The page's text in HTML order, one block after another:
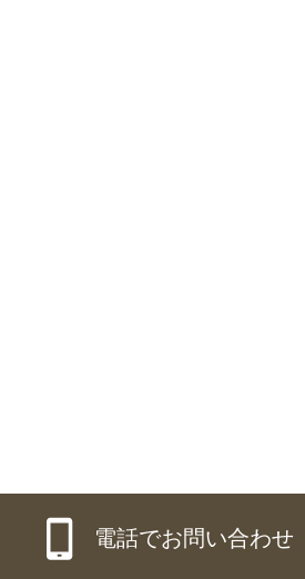
電話でお問い合わせ